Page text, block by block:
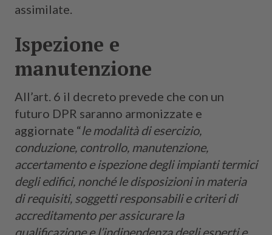
assimilate.
Ispezione e
manutenzione
All’art. 6 il decreto prevede che con un
futuro DPR saranno armonizzate e
aggiornate “le modalità di esercizio,
conduzione, controllo, manutenzione,
accertamento e ispezione degli impianti termici
degli edifici, nonché le disposizioni in materia
di requisiti, soggetti responsabili e criteri di
accreditamento per assicurare la
qualificazione e l’indipendenza degli esperti e